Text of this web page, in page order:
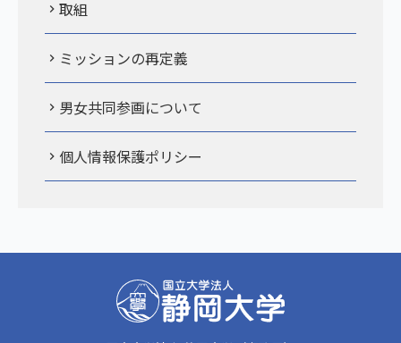
取組
ミッションの再定義
男女共同参画について
個人情報保護ポリシー